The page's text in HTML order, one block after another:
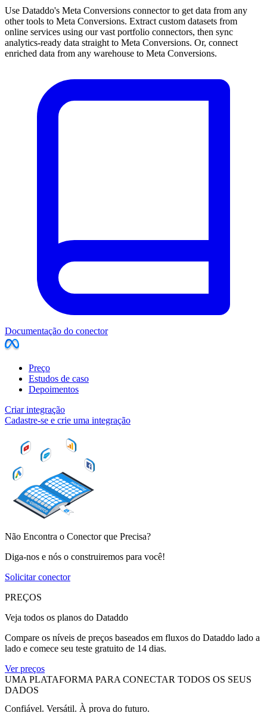
Use Dataddo's Meta Conversions connector to get data from any
other tools to Meta Conversions. Extract custom datasets from
online services using our vast portfolio connectors, then sync
analytics-ready data straight to Meta Conversions. Or, connect
enriched data from any warehouse to Meta Conversions.
Documentação do conector
Preço
Estudos de caso
Depoimentos
Criar integração
Cadastre-se e crie uma integração
Não Encontra o Conector que Precisa?
Diga-nos e nós o construiremos para você!
Solicitar conector
PREÇOS
Veja todos os planos do Dataddo
Compare os níveis de preços baseados em fluxos do Dataddo lado a
lado e comece seu teste gratuito de 14 dias.
Ver preços
UMA PLATAFORMA PARA CONECTAR TODOS OS SEUS
DADOS
Confiável. Versátil. À prova do futuro.